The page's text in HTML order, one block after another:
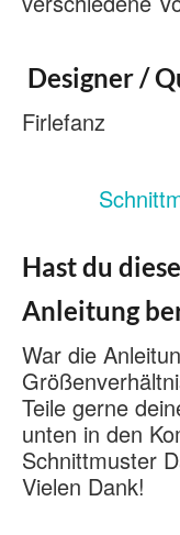
Designer /
Firlefanz
Hast du
Anleitung
War die
Teile gerne
unten in den
Schnittmuster
Vielen Dank!